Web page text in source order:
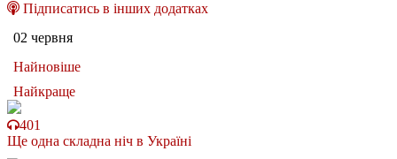
Підписатись в інших додатках
02 червня
Найновіше
Найкраще
401
Ще одна складна ніч в Україні